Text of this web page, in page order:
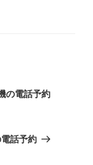
の電話予約
話予約